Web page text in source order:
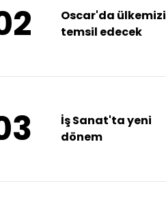
Oscar'da ülkemizi
temsil edecek
İş Sanat'ta yeni
dönem